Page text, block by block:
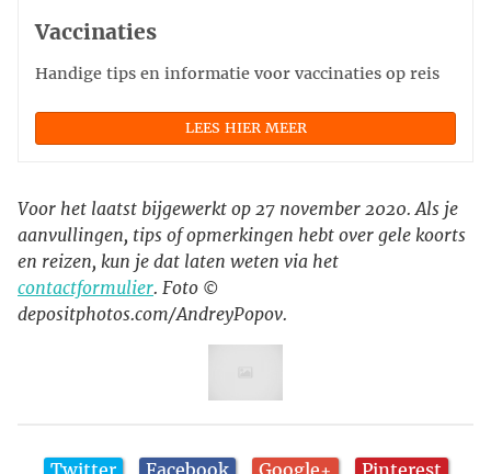
Vaccinaties
Handige tips en informatie voor vaccinaties op reis
LEES HIER MEER
Voor het laatst bijgewerkt op 27 november 2020. Als je
aanvullingen, tips of opmerkingen hebt over gele koorts
en reizen, kun je dat laten weten via het
contactformulier. Foto ©
depositphotos.com/AndreyPopov.
Twitter Facebook Google+ Pinterest